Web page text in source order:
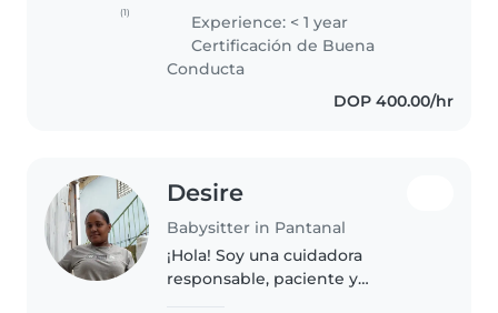
(1)
tengo experiencia cuidando
bebés y niños pequeños,
incluyendo un bebé de 3 meses.
Me encanta..
Experience: < 1 year
Certificación de Buena
Conducta
DOP 400.00/hr
Desire
Babysitter in Pantanal
¡Hola! Soy una cuidadora
responsable, paciente y